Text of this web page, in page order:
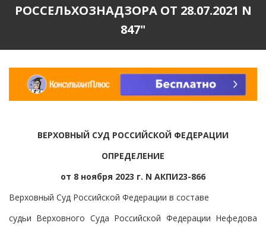
РОССЕЛЬХОЗНАДЗОРА ОТ 28.07.2021 N
847"
ВЕРХОВНЫЙ СУД РОССИЙСКОЙ ФЕДЕРАЦИИ
ОПРЕДЕЛЕНИЕ
от 8 ноября 2023 г. N АКПИ23-866
Верховный Суд Российской Федерации в составе
судьи Верховного Суда Российской Федерации Нефедова